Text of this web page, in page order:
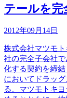
テールを完
2012年09月14日
株式会社マツモ
社の完全子会社
化する契約を締
においてドラッ
る。マツモトキ